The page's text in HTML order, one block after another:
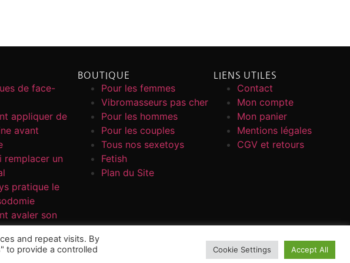
de face-
appliquer de
avant
remplacer un
pratique le
avaler son
BOUTIQUE
Pour les femmes
Vibromasseurs pas cher
Pour les hommes
Pour les couples
Tous nos sexetoys
Fetish
Plan du Site
LIENS UTILES
Contact
Mon compte
Mon panier
Mentions légales
CGV et retours
and repeat visits. By
to provide a controlled
Cookie Settings Accept All